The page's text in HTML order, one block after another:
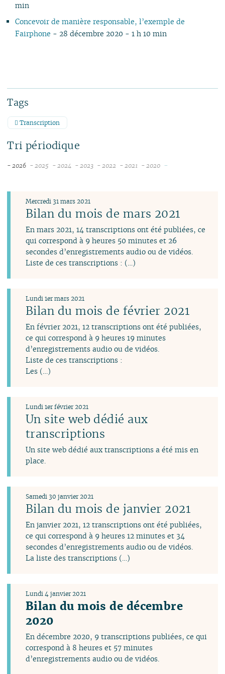
min
Concevoir de manière responsable, l’exemple de
Fairphone - 28 décembre 2020 - 1 h 10 min
Tags
Transcription
Tri périodique
- 2026
juin
mai
mars
février
janvier
- 2025
octobre
septembre
juillet
juin
février
janvier
- 2024
octobre
septembre
juillet
juin
mai
février
janvier
- 2023
septembre
juillet
juin
avril
- 2022
septembre
juillet
juin
mai
janvier
- 2021
août
juin
avril
- 2020 -
Bilan du mois de mars 2021
Mercredi 31 mars 2021
En mars 2021, 14 transcriptions ont été publiées, ce
qui correspond à 9 heures 50 minutes et 26
secondes d’enregistrements audio ou de vidéos.
Liste de ces transcriptions : (…)
Bilan du mois de février 2021
Lundi 1er mars 2021
En février 2021, 12 transcriptions ont été publiées,
ce qui correspond à 9 heures 19 minutes
d’enregistrements audio ou de vidéos.
Liste de ces transcriptions :
Les (…)
Un site web dédié aux
transcriptions
Lundi 1er février 2021
Un site web dédié aux transcriptions a été mis en
place.
Bilan du mois de janvier 2021
Samedi 30 janvier 2021
En janvier 2021, 12 transcriptions ont été publiées,
ce qui correspond à 9 heures 12 minutes et 34
secondes d’enregistrements audio ou de vidéos.
La liste des transcriptions (…)
Bilan du mois de décembre
2020
Lundi 4 janvier 2021
En décembre 2020, 9 transcriptions publiées, ce qui
correspond à 8 heures et 57 minutes
d’enregistrements audio ou de vidéos.